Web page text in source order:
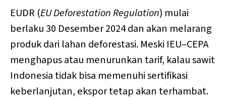
EUDR (EU Deforestation Regulation) mulai
berlaku 30 Desember 2024 dan akan melarang
produk dari lahan deforestasi. Meski IEU–CEPA
menghapus atau menurunkan tarif, kalau sawit
Indonesia tidak bisa memenuhi sertifikasi
keberlanjutan, ekspor tetap akan terhambat.